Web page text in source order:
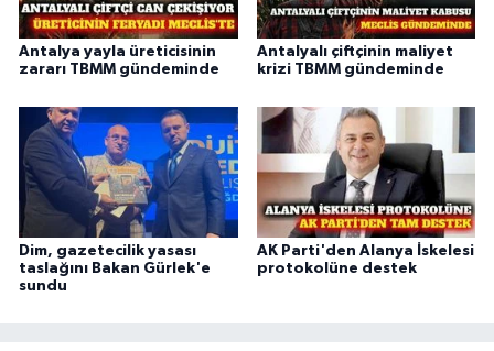
Antalya yayla üreticisinin
zararı TBMM gündeminde
Antalyalı çiftçinin maliyet
krizi TBMM gündeminde
Dim, gazetecilik yasası
taslağını Bakan Gürlek'e
sundu
AK Parti'den Alanya İskelesi
protokolüne destek